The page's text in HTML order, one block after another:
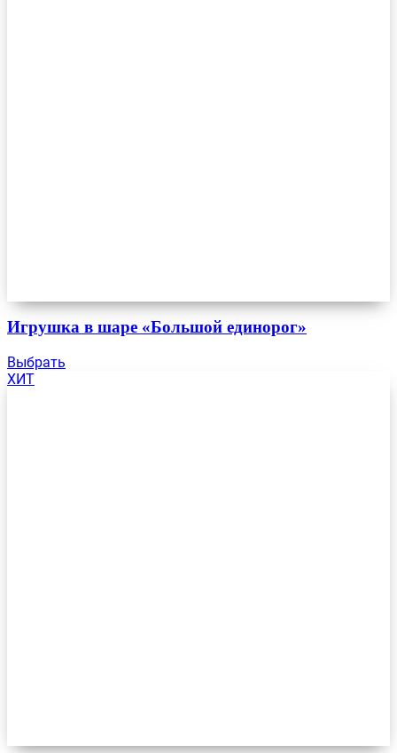
Игрушка в шаре «Большой единорог»
Выбрать
ХИТ